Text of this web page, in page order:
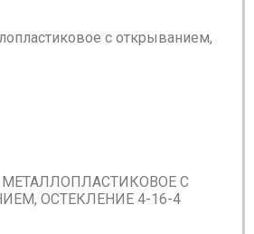
МЕТАЛЛОПЛАСТИКОВОЕ С
ОСТЕКЛЕНИЕ 4-16-4